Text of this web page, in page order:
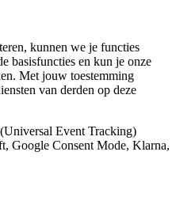
kunnen we je functies
basisfuncties en kun je onze
Met jouw toestemming
van derden op deze
Event Tracking)
Google Consent Mode, Klarna,